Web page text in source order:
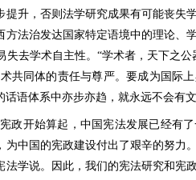
升，否则法学研究成果有可能丧失
法治发达国家特定语境中的理论、
去学术自主性。“学术者，天下之
共同体的责任与尊严。要成为国际
语体系中亦步亦趋，就永远不会有
政开始算起，中国宪法发展已经有
中国的宪政建设付出了艰辛的努力
学说。因此，我们的宪法研究和宪